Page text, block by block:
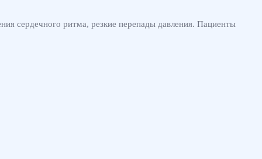
сердечного ритма, резкие перепады давления. Пациенты